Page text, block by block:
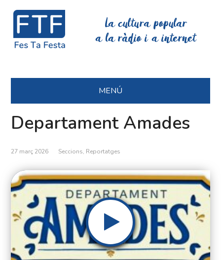
La cultura popular
a la ràdio i a internet
MENÚ
Departament Amades
27 març 2026 Seccions, Reportatges